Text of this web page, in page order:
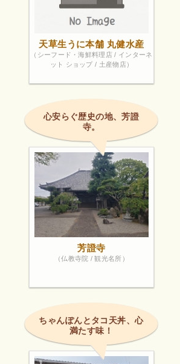
天草生うに本舗 丸健水産
（シーフード・海鮮料理店 / インターネ
ット ショップ / 土産物店）
心安らぐ歴史の地、芳證
寺。
芳證寺
（仏教寺院 / 観光名所）
ちゃんぽんとタコ天丼、心
満たす味！